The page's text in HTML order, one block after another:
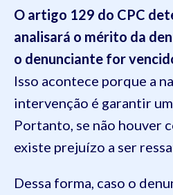
O artigo 129 do CPC
analisará o mérito da
o denunciante for
Isso acontece porque a
intervenção é garantir
Portanto, se não houver
existe prejuízo a ser
Dessa forma, caso o